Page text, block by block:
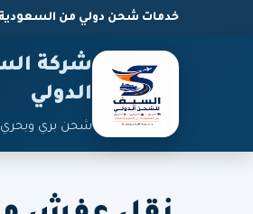
خدمات شحن دولي من السعودية
شركة
الدولي
شحن بري